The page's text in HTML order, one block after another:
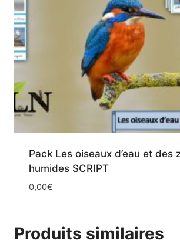
Pack Les oiseaux d’eau et des
humides SCRIPT
0,00€
Produits similaires